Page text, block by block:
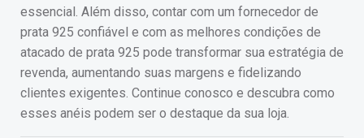
essencial. Além disso, contar com um fornecedor de
prata 925 confiável e com as melhores condições de
atacado de prata 925 pode transformar sua estratégia de
revenda, aumentando suas margens e fidelizando
clientes exigentes. Continue conosco e descubra como
esses anéis podem ser o destaque da sua loja.